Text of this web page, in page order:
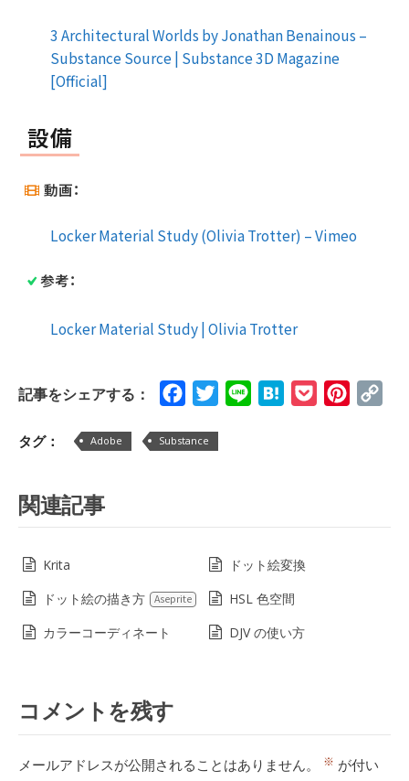
3 Architectural Worlds by Jonathan Benainous –
Substance Source | Substance 3D Magazine
[Official]
設備
動画：
Locker Material Study (Olivia Trotter) – Vimeo
参考：
Locker Material Study | Olivia Trotter
記事をシェアする： FacebookTwitterLine HatenaPocket
タグ： Adobe Substance
関連記事
Krita
ドット絵変換
ドット絵の描き方
Aseprite
HSL 色空間
カラーコーディネート
DJV の使い方
コメントを残す
メールアドレスが公開されることはありません。 ※ が付い